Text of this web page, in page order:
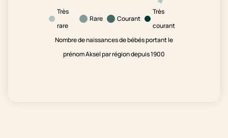
Très
rare
Rare Courant
Très
courant
Nombre de naissances de bébés portant le
prénom Aksel par région depuis 1900